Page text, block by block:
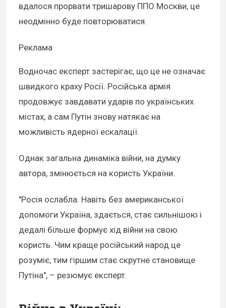
вдалося прорвати тришарову ППО Москви, це
неодмінно буде повторюватися.
Реклама
Водночас експерт застерігає, що це не означає
швидкого краху Росії. Російська армія
продовжує завдавати ударів по українських
містах, а сам Путін знову натякає на
можливість ядерної ескалації.
Однак загальна динаміка війни, на думку
автора, змінюється на користь України.
"Росія ослабла. Навіть без американської
допомоги Україна, здається, стає сильнішою і
дедалі більше формує хід війни на свою
користь. Чим краще російський народ це
розуміє, тим гіршим стає скрутне становище
Путіна", – резюмує експерт.